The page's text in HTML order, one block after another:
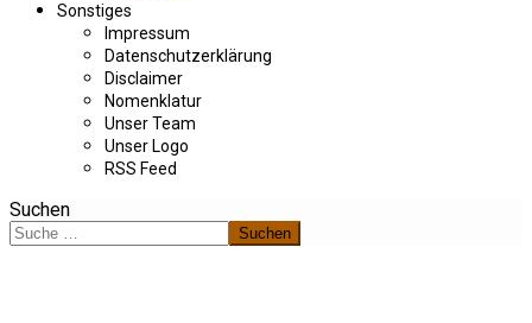
Sonstiges
Impressum
Datenschutzerklärung
Disclaimer
Nomenklatur
Unser Team
Unser Logo
RSS Feed
Suchen
Suchen